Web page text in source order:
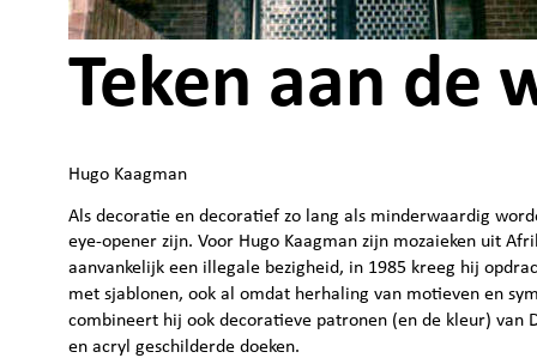
Teken aan de
Hugo Kaagman
Als decoratie en decoratief zo lang als minderwaardig
eye-opener zijn. Voor Hugo Kaagman zijn mozaieken uit
aanvankelijk een illegale bezigheid, in 1985 kreeg hij
met sjablonen, ook al omdat herhaling van motieven en
combineert hij ook decoratieve patronen (en de kleur)
en acryl geschilderde doeken.